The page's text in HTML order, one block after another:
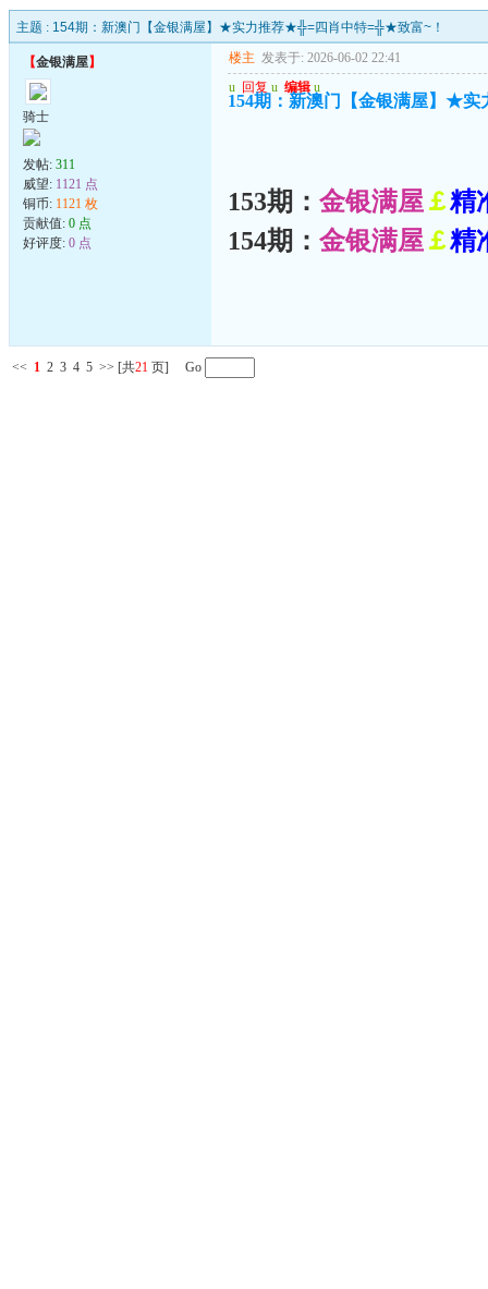
主题 : 154期：新澳门【金银满屋】★实力推荐★╬=四肖中特=╬★致富~！
【金银满屋】
骑士
发帖: 311
威望: 1121 点
铜币: 1121 枚
贡献值: 0 点
好评度: 0 点
楼主 发表于: 2026-06-02 22:41
u 回复 u 编辑 u
154期：新澳门【金银满屋】★
153期： 金银满屋 ￡精
154期： 金银满屋 ￡精
<< 1 2 3 4 5 >> [共21 页] Go